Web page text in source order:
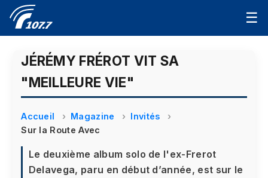
☰
JÉRÉMY FRÉROT VIT SA
"MEILLEURE VIE"
Accueil Magazine
Invités
Sur la Route Avec
Le deuxième album solo de l'ex-Frerot
Delavega, paru en début d’année, est sur le